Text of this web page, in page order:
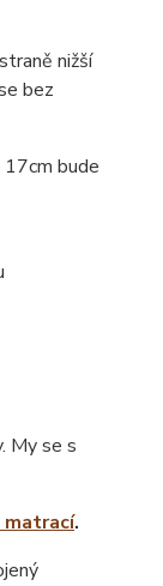
nižší
bez
bude
My se s
.